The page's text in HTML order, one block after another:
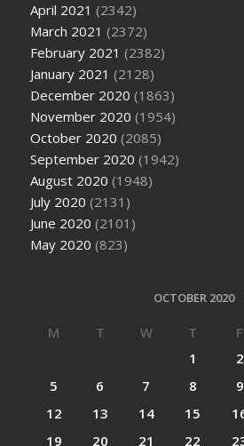
April 2021 (2342)
March 2021 (2372)
February 2021 (2382)
January 2021 (2128)
December 2020 (1863)
November 2020 (1954)
October 2020 (2085)
September 2020 (1942)
August 2020 (1948)
July 2020 (2131)
June 2020 (2101)
May 2020 (823)
OCTOBER 2020
M T W T F
1
2
5
6 7 8 9
12
13 14 15
19
20 21 22